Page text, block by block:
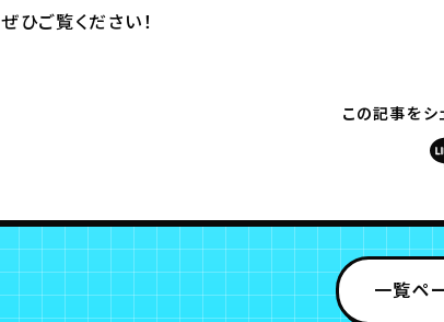
ぜひご覧ください！
この記事をシ
一覧ペ